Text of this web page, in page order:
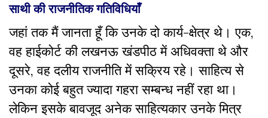
साथी की राजनीतिक गतिविधियाँ
जहां तक मैं जानता हूँ कि उनके दो कार्य-क्षेत्र थे। एक,
वह हाईकोर्ट की लखनऊ खंडपीठ में अधिवक्ता थे और
दूसरे, वह दलीय राजनीति में सक्रिय रहे। साहित्य से
उनका कोई बहुत ज्यादा गहरा सम्बन्ध नहीं रहा था।
लेकिन इसके बावजूद अनेक साहित्यकार उनके मित्र